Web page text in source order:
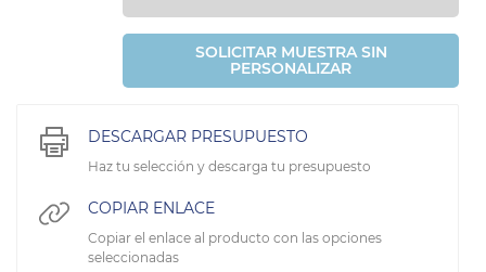
SOLICITAR MUESTRA SIN
PERSONALIZAR
DESCARGAR PRESUPUESTO
Haz tu selección y descarga tu presupuesto
COPIAR ENLACE
Copiar el enlace al producto con las opciones
seleccionadas